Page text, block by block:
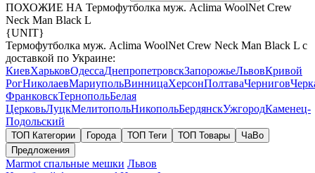
ПОХОЖИЕ НА Термофутболка муж. Aclima WoolNet Crew
Neck Man Black L
{UNIT}
Термофутболка муж. Aclima WoolNet Crew Neck Man Black L с
доставкой по Украине:
КиевХарьковОдессаДнепропетровскЗапорожьеЛьвовКривой
РогНиколаевМариупольВинницаХерсонПолтаваЧернигов
ФранковскТернопольБелая
ЦерковьЛуцкМелитопольНикопольБердянскУжгородКаменец-
Подольский
ТОП Категории Города ТОП Теги ТОП Товары
ЧаВо
Предложения
Marmot спальные мешки Львов